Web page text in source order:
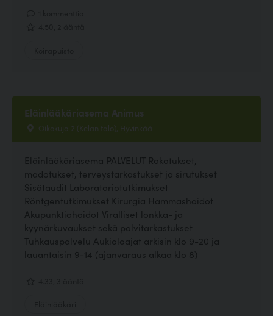
Eläinlääkäriasema Animus
Oikokuja 2 (Kelan talo), Hyvinkää
Eläinlääkäriasema PALVELUT Rokotukset,
madotukset, terveystarkastukset ja sirutukset
Sisätaudit Laboratoriotutkimukset
Röntgentutkimukset Kirurgia Hammashoidot
Akupunktiohoidot Viralliset lonkka- ja
kyynärkuvaukset sekä polvitarkastukset
Tuhkauspalvelu Aukioloajat arkisin klo 9-20 ja
lauantaisin 9-14 (ajanvaraus alkaa klo 8)